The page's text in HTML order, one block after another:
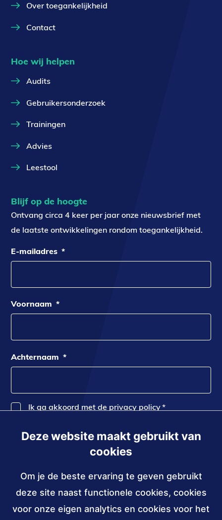
Deze website maakt gebruikt van
cookies
Om je de beste ervaring te geven gebruikt
deze site naast functionele cookies, cookies
voor onze eigen analytics en cookies voor het
Over toegankelijkheid
Contact
Hoe wij helpen
Audits
Gebruikersonderzoek
Trainingen
Advies
Leestool
Blijf op de hoogte
Ontvang circa 4 keer per jaar onze nieuwsbrief met
de laatste ontwikkelingen rondom toegankelijkheid.
E-mailadres *
Voornaam *
Achternaam *
Ik ga akkoord met de privacy policy*
Inschrijven
Contact
030 - 239 82 70